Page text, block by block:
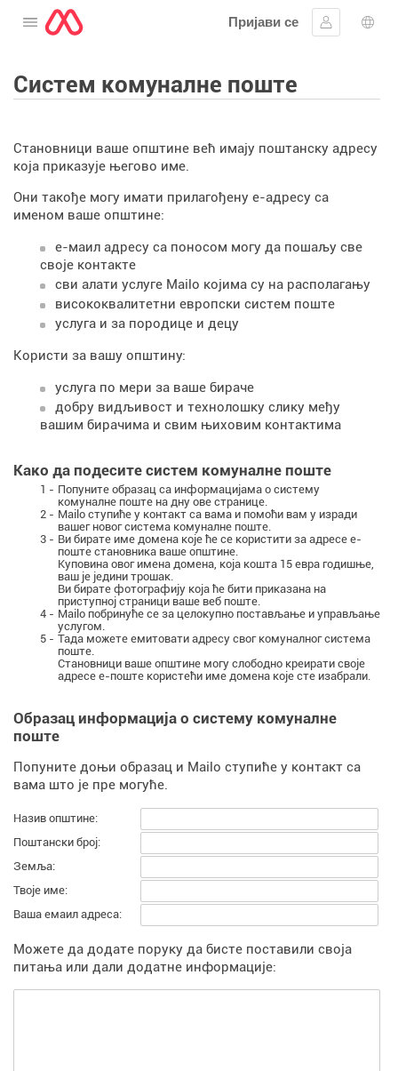
Отворите мени
Пријави се
Пријавите
Систем комуналне поште
Становници ваше општине већ имају поштанску адресу
која приказује његово име.
Они такође могу имати прилагођену е-адресу са
именом ваше општине:
е-маил адресу са поносом могу да пошаљу све
своје контакте
сви алати услуге Mailo којима су на располагању
висококвалитетни европски систем поште
услуга и за породице и децу
Користи за вашу општину:
услуга по мери за ваше бираче
добру видљивост и технолошку слику међу
вашим бирачима и свим њиховим контактима
Како да подесите систем комуналне поште
1 - Попуните образац са информацијама о систему
комуналне поште на дну ове странице.
2 - Mailo ступиће у контакт са вама и помоћи вам у изради
вашег новог система комуналне поште.
3 - Ви бирате име домена које ће се користити за адресе е-
поште становника ваше општине.
Куповина овог имена домена, која кошта 15 евра годишње,
ваш је једини трошак.
Ви бирате фотографију која ће бити приказана на
приступној страници ваше веб поште.
4 - Mailo побринуће се за целокупно постављање и управљање
услугом.
5 - Тада можете емитовати адресу свог комуналног система
поште.
Становници ваше општине могу слободно креирати своје
адресе е-поште користећи име домена које сте изабрали.
Образац информација о систему комуналне
поште
Попуните доњи образац и Mailo ступиће у контакт са
вама што је пре могуће.
Назив општине:
Поштански број:
Земља:
Твоје име:
Ваша емаил адреса:
Можете да додате поруку да бисте поставили своја
питања или дали додатне информације: